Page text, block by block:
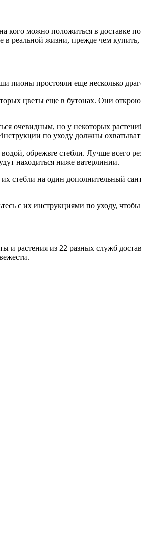
можно положиться в доставке
в реальной жизни, прежде чем
простояли еще несколько
цветы еще в бутонах. Они
очевидным, но у некоторых
по уходу должны
обрежьте стебли. Лучше всего
находиться ниже ватерлинии.
стебли на один дополнительный
с их инструкциями по уходу,
и растения из 22 разных служб